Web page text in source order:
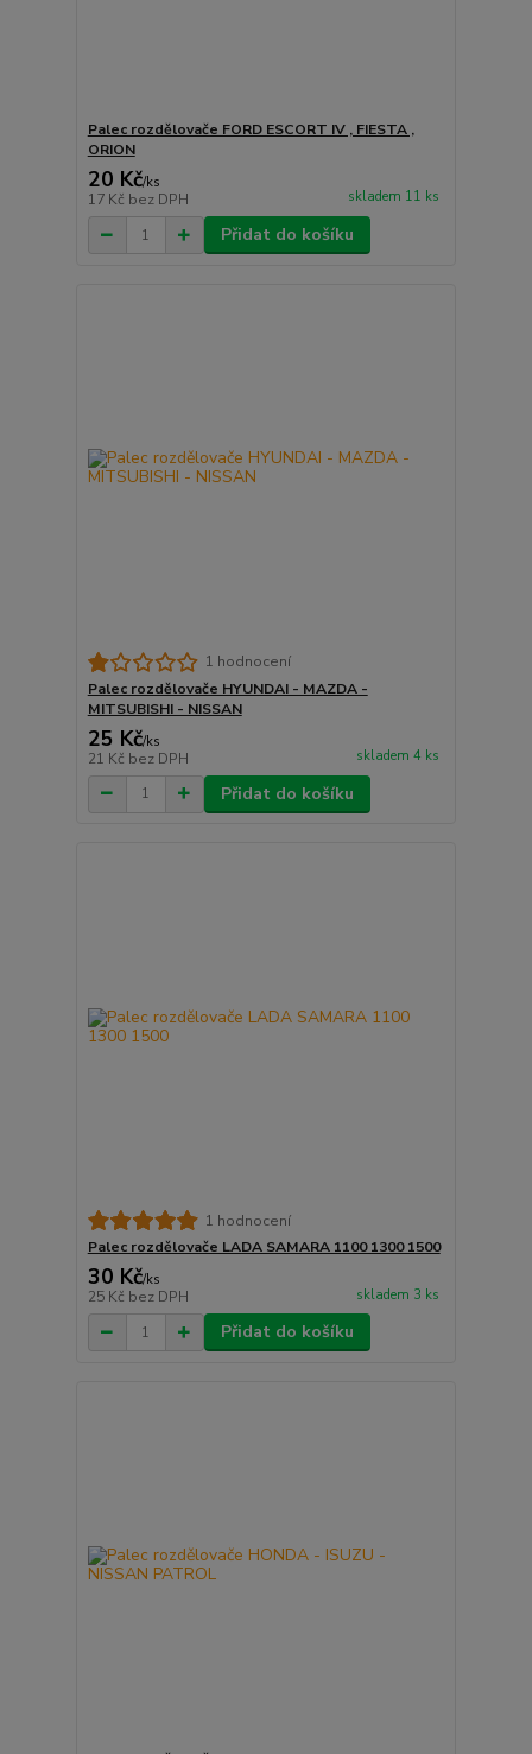
Palec rozdělovače FORD ESCORT IV , FIESTA ,
ORION
20 Kč/ks
17 Kč bez DPH skladem 11 ks
Přidat do košíku
1 hodnocení
Palec rozdělovače HYUNDAI - MAZDA -
MITSUBISHI - NISSAN
25 Kč/ks
21 Kč bez DPH skladem 4 ks
Přidat do košíku
1 hodnocení
Palec rozdělovače LADA SAMARA 1100 1300 1500
30 Kč/ks
25 Kč bez DPH skladem 3 ks
Přidat do košíku